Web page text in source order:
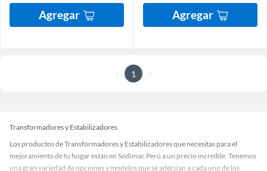
Agregar Agregar
1
Transformadores y Estabilizadores
Los productos de Transformadores y Estabilizadores que necesitas para el
mejoramiento de tu hogar están en Sodimac Perú a un precio increíble. Tenemos
una gran variedad de opciones y modelos que se adecúan a cada uno de los